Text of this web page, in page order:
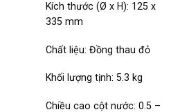
Kích thước (Ø x H): 125 x
335 mm
Chất liệu: Đồng thau đỏ
Khối lượng tịnh: 5.3 kg
Chiều cao cột nước: 0.5 –